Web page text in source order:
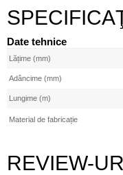
Date tehnice
Lățime (mm)
Adâncime (mm)
Lungime (m)
Material de fabricație
REVIEW-